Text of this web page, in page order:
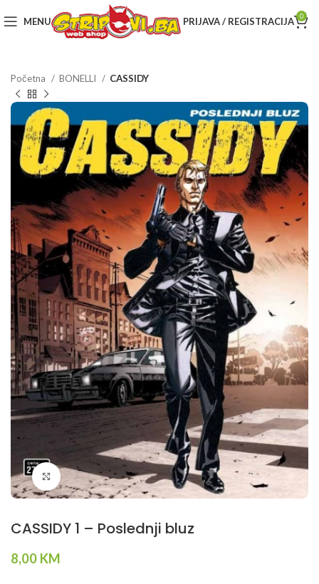
MENU PRIJAVA / REGISTRACIJA 0
Početna BONELLI CASSIDY
Klikni da povečaš
CASSIDY 1 – Poslednji bluz
8,00 KM